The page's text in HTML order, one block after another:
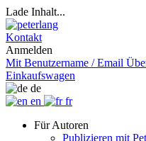
Lade Inhalt...
Kontakt
Anmelden
Mit Benutzername / Email
Einkaufswagen
de
en
fr
Für Autoren
Publizieren mit